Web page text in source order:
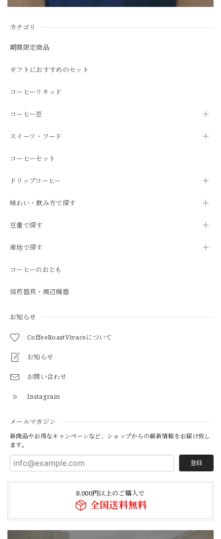
カテゴリ
期間限定商品
ギフトにおすすめのセット
コーヒーリキッド
コーヒー豆
スイーツ・フード
コーヒーセット
ドリップコーヒー
味わい・飲み方で探す
豆量で探す
産地で探す
コーヒーのおとも
焙煎器具・周辺機器
お知らせ
CoffeeRoastVivaceについて
お知らせ
お問い合わせ
Instagram
メールマガジン
新商品やお得なキャンペーンなど、ショップからの最新情報をお届け致し
ます。
登録
8,000円以上のご購入で
全国送料無料